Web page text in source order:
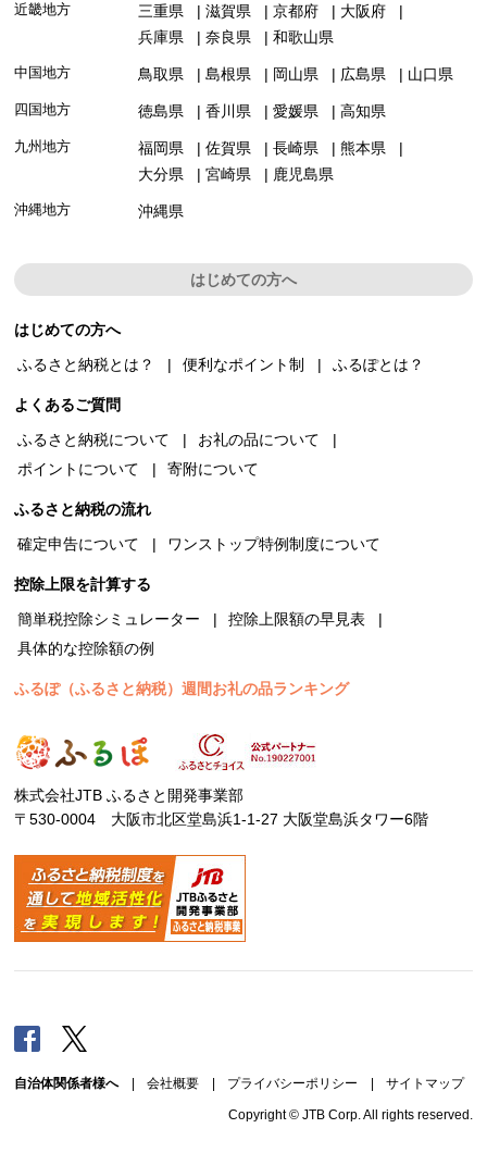
近畿地方 三重県 滋賀県 京都府
大阪府
兵庫県
奈良県 和歌山県
中国地方 鳥取県 島根県 岡山県 広島県 山口県
四国地方 徳島県 香川県 愛媛県 高知県
九州地方 福岡県 佐賀県 長崎県
熊本県
大分県
宮崎県 鹿児島県
沖縄地方 沖縄県
はじめての方へ
はじめての方へ
ふるさと納税とは？
便利なポイント制 ふるぽとは？
よくあるご質問
ふるさと納税について
お礼の品について
ポイントについて
寄附について
ふるさと納税の流れ
確定申告について
ワンストップ特例制度について
控除上限を計算する
簡単税控除シミュレーター
控除上限額の早見表
具体的な控除額の例
ふるぽ（ふるさと納税）週間お礼の品ランキング
株式会社JTB ふるさと開発事業部
〒530-0004 大阪市北区堂島浜1-1-27 大阪堂島浜タワー6階
Facebook
自治体関係者様へ| 会社概要 プライバシーポリシー サイトマップ
Copyright © JTB Corp. All rights reserved.